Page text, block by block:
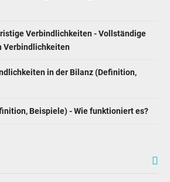
Verbindlichkeiten - Vollständige
Verbindlichkeiten
in der Bilanz (Definition,
Beispiele) - Wie funktioniert es?